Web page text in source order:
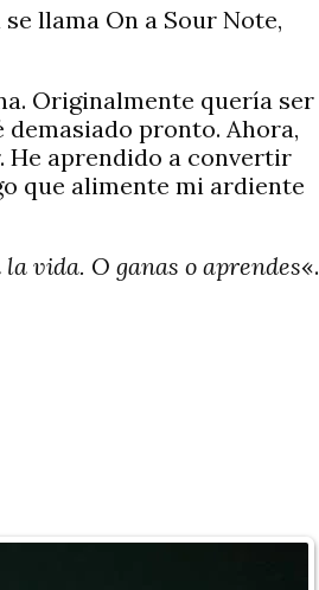
llama On a Sour Note,
Originalmente quería ser
pronto. Ahora,
He aprendido a convertir
que alimente mi ardiente
vida. O ganas o aprendes«.